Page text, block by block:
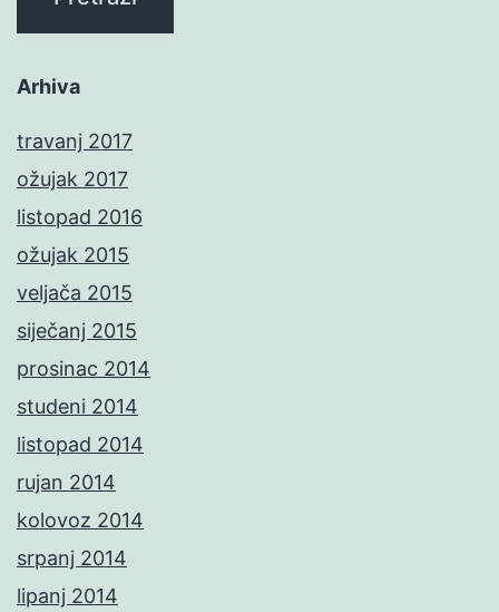
Arhiva
travanj 2017
ožujak 2017
listopad 2016
ožujak 2015
veljača 2015
siječanj 2015
prosinac 2014
studeni 2014
listopad 2014
rujan 2014
kolovoz 2014
srpanj 2014
lipanj 2014